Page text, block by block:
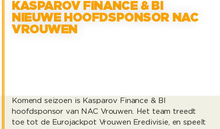
KASPAROV FINANCE & BI
NIEUWE HOOFDSPONSOR NAC
VROUWEN
Komend seizoen is Kasparov Finance & BI
hoofdsponsor van NAC Vrouwen. Het team treedt
toe tot de Eurojackpot Vrouwen Eredivisie, en speelt